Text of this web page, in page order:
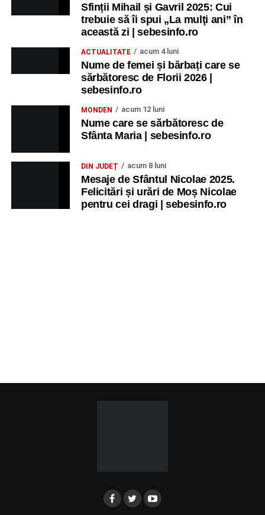
Sfinții Mihail și Gavril 2025: Cui
trebuie să îi spui „La mulţi ani” în
această zi | sebesinfo.ro
ACTUALITATE acum 4 luni
Nume de femei și bărbați care se
sărbătoresc de Florii 2026 |
sebesinfo.ro
MONDEN acum 12 luni
Nume care se sărbătoresc de
Sfânta Maria | sebesinfo.ro
DIN JUDEȚ acum 8 luni
Mesaje de Sfântul Nicolae 2025.
Felicitări și urări de Moș Nicolae
pentru cei dragi | sebesinfo.ro